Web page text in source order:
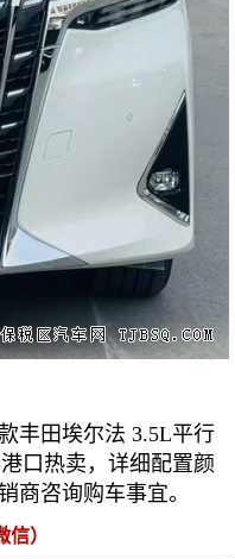
丰田埃尔法 3.5L平行
口热卖，详细配置颜
商咨询购车事宜。
信）